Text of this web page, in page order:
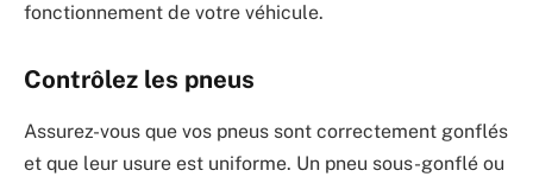
fonctionnement de votre véhicule.
Contrôlez les pneus
Assurez-vous que vos pneus sont correctement gonflés
et que leur usure est uniforme. Un pneu sous-gonflé ou